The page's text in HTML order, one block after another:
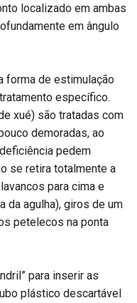
localizado em ambas
em ângulo
forma de estimulação
específico.
xué) são tratadas com
demoradas, ao
pedem
se retira totalmente a
para cima e
da agulha), giros de um
petelecos na ponta
para inserir as
plástico descartável